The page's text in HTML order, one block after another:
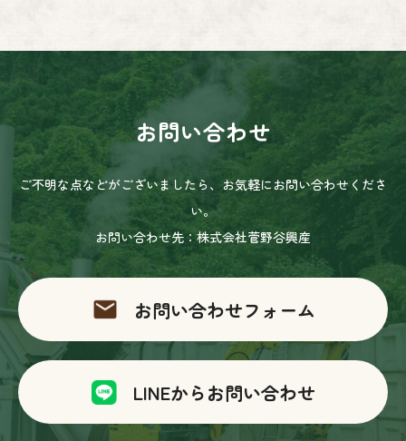
お問い合わせ
ご不明な点などがございましたら、お気軽にお問い合わせくださ
い。
お問い合わせ先：株式会社菅野谷興産
お問い合わせフォーム
LINEからお問い合わせ